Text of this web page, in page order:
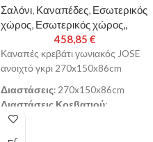
Σαλόνι, Καναπέδες, Εσωτερικός
χώρος, Εσωτερικός χώρος,,
458,85 €
Καναπές κρεβάτι γωνιακός JOSE
ανοιχτό γκρι 270x150x86cm
Διαστάσεις: 270x150x86cm
Διαστάσεις Κρεβατιού:
240x105cm